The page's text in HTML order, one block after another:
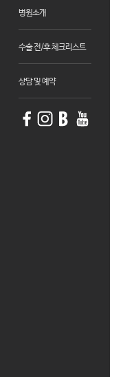
병원소개
수술 전/후 체크리스트
상담 및 예약